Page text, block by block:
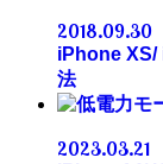
2018.09.30
iPhone XS/
法
2023.03.21